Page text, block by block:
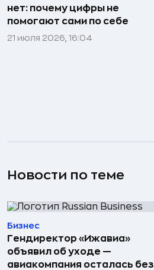
нет: почему цифры не
помогают сами по себе
21 июля 2026, 16:04
Новости по теме
Бизнес
Гендиректор «Ижавиа»
объявил об уходе —
авиакомпания осталась без